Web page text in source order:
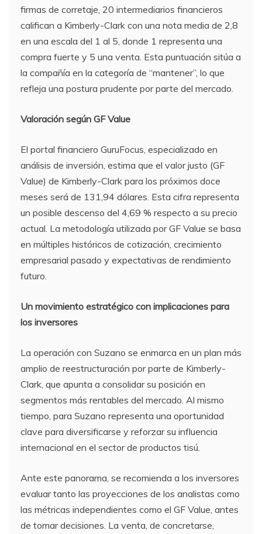
firmas de corretaje, 20 intermediarios financieros
califican a Kimberly-Clark con una nota media de 2,8
en una escala del 1 al 5, donde 1 representa una
compra fuerte y 5 una venta. Esta puntuación sitúa a
la compañía en la categoría de “mantener”, lo que
refleja una postura prudente por parte del mercado.
Valoración según GF Value
El portal financiero GuruFocus, especializado en
análisis de inversión, estima que el valor justo (GF
Value) de Kimberly-Clark para los próximos doce
meses será de 131,94 dólares. Esta cifra representa
un posible descenso del 4,69 % respecto a su precio
actual. La metodología utilizada por GF Value se basa
en múltiples históricos de cotización, crecimiento
empresarial pasado y expectativas de rendimiento
futuro.
Un movimiento estratégico con implicaciones para
los inversores
La operación con Suzano se enmarca en un plan más
amplio de reestructuración por parte de Kimberly-
Clark, que apunta a consolidar su posición en
segmentos más rentables del mercado. Al mismo
tiempo, para Suzano representa una oportunidad
clave para diversificarse y reforzar su influencia
internacional en el sector de productos tisú.
Ante este panorama, se recomienda a los inversores
evaluar tanto las proyecciones de los analistas como
las métricas independientes como el GF Value, antes
de tomar decisiones. La venta, de concretarse,